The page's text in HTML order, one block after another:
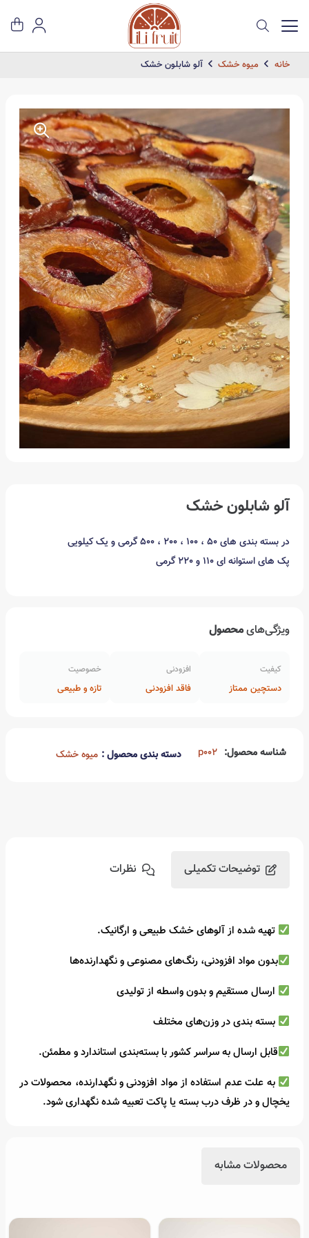
خانه میوه خشک آلو شابلون خشک
آلو شابلون خشک
در بسته بندی های 50 ، 100 ، 200 ، 500 گرمی و یک کیلویی
پک های استوانه ای 110 و 220 گرمی
ویژگی‌هایمحصول
کیفیت
دستچین ممتاز
افزودنی
فاقد افزودنی
خصوصیت
تازه و طبیعی
شناسه محصول: p002 دسته بندی محصول : میوه خشک
توضیحات تکمیلی نظرات
تهیه شده از آلوهای خشک طبیعی و ارگانیک.
بدون مواد افزودنی، رنگ‌های مصنوعی و نگهدارنده‌ها
ارسال مستقیم و بدون واسطه از تولیدی
بسته بندی در وزن‌های مختلف
قابل ارسال به سراسر کشور با بسته‌بندی استاندارد و مطمئن.
به علت عدم استفاده از مواد افزودنی و نگهدارنده، محصولات در
یخچال و در ظرف درب بسته یا پاکت تعبیه شده نگهداری شود.
محصولات مشابه